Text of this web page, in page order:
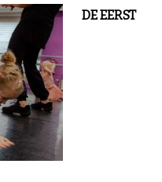
DE EERST